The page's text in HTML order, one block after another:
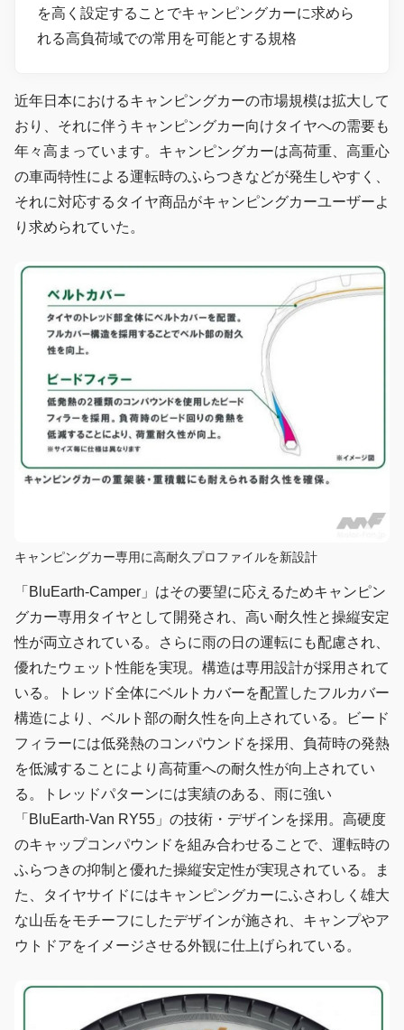
を高く設定することでキャンピングカーに求めら
れる高負荷域での常用を可能とする規格
近年日本におけるキャンピングカーの市場規模は拡大して
おり、それに伴うキャンピングカー向けタイヤへの需要も
年々高まっています。キャンピングカーは高荷重、高重心
の車両特性による運転時のふらつきなどが発生しやすく、
それに対応するタイヤ商品がキャンピングカーユーザーよ
り求められていた。
キャンピングカー専用に高耐久プロファイルを新設計
「BluEarth-Camper」はその要望に応えるためキャンピン
グカー専用タイヤとして開発され、高い耐久性と操縦安定
性が両立されている。さらに雨の日の運転にも配慮され、
優れたウェット性能を実現。構造は専用設計が採用されて
いる。トレッド全体にベルトカバーを配置したフルカバー
構造により、ベルト部の耐久性を向上されている。ビード
フィラーには低発熱のコンパウンドを採用、負荷時の発熱
を低減することにより高荷重への耐久性が向上されてい
る。トレッドパターンには実績のある、雨に強い
「BluEarth-Van RY55」の技術・デザインを採用。高硬度
のキャップコンパウンドを組み合わせることで、運転時の
ふらつきの抑制と優れた操縦安定性が実現されている。ま
た、タイヤサイドにはキャンピングカーにふさわしく雄大
な山岳をモチーフにしたデザインが施され、キャンプやア
ウトドアをイメージさせる外観に仕上げられている。